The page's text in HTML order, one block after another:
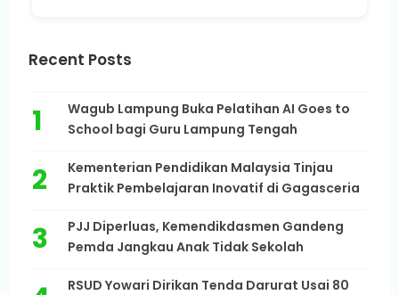
Recent Posts
Wagub Lampung Buka Pelatihan AI Goes to
School bagi Guru Lampung Tengah
Kementerian Pendidikan Malaysia Tinjau
Praktik Pembelajaran Inovatif di Gagasceria
PJJ Diperluas, Kemendikdasmen Gandeng
Pemda Jangkau Anak Tidak Sekolah
RSUD Yowari Dirikan Tenda Darurat Usai 80